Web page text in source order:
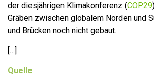
der diesjährigen Klimakonferenz (COP29
Gräben zwischen globalem Norden und
und Brücken noch nicht gebaut.
[…]
Quelle